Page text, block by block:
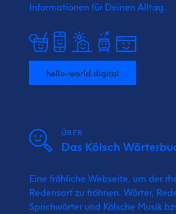
Informationen für Deinen Alltag.
hello-world.digital
ÜBER
Das Kölsch
Eine fröhliche Webseite, um der
Redensart zu fröhnen. Wörter,
Sprichwörter und Kölsche Musik